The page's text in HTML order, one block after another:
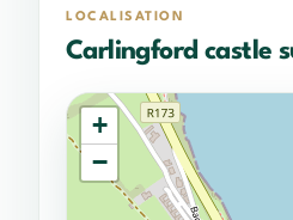
LOCALISATION
Carlingford castle
+
−